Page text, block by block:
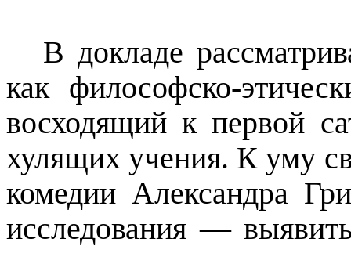
В докладе
как философско-
восходящий к первой
хулящих учения. К уму
комедии Александра
исследования —